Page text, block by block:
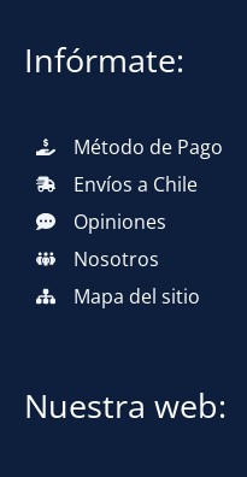
Infórmate:
Método de Pago
Envíos a Chile
Opiniones
Nosotros
Mapa del sitio
Nuestra web: